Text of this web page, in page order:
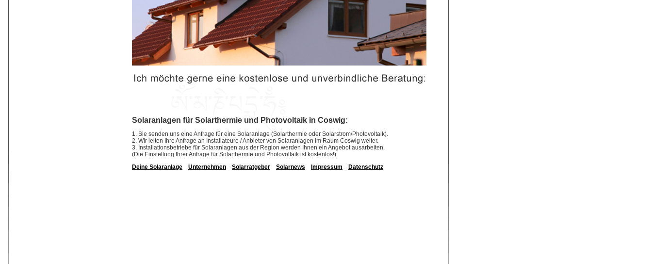
Solaranlagen für Solarthermie und Photovoltaik in Coswig:
1. Sie senden uns eine Anfrage für eine Solaranlage (Solarthermie oder Solarstrom/Photovoltaik).
2. Wir leiten Ihre Anfrage an Installateure / Anbieter von Solaranlagen im Raum Coswig weiter.
3. Installationsbetriebe für Solaranlagen aus der Region werden Ihnen ein Angebot ausarbeiten.
(Die Einstellung Ihrer Anfrage für Solarthermie und Photovoltaik ist kostenlos!)
Deine Solaranlage
Unternehmen Solarratgeber Solarnews Impressum Datenschutz